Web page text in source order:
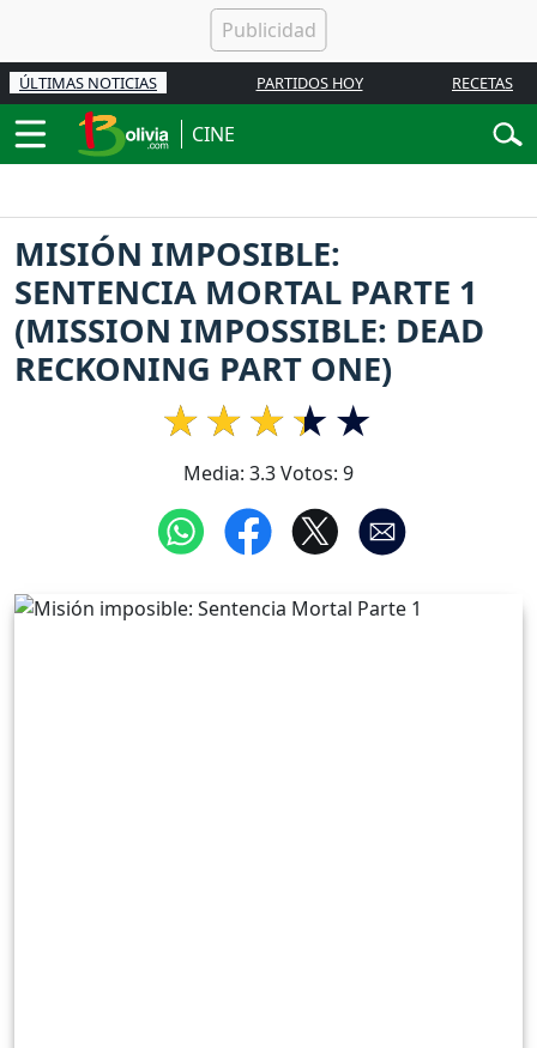
ÚLTIMAS NOTICIAS PARTIDOS HOY RECETAS
CINE
MISIÓN IMPOSIBLE:
SENTENCIA MORTAL PARTE 1
(MISSION IMPOSSIBLE: DEAD
RECKONING PART ONE)
Media: 3.3Votos: 9